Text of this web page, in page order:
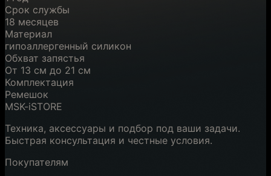
Срок службы
18 месяцев
Материал
гипоаллергенный силикон
Обхват запястья
От 13 см до 21 см
Комплектация
Ремешок
MSK-iSTORE
Техника, аксессуары и подбор под ваши задачи.
Быстрая консультация и честные условия.
Покупателям